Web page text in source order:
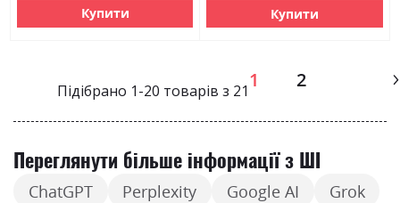
Купити Купити
Підібрано 1-20 товарів з 21
Page
1 2
Переглянути більше інформації з ШІ
ChatGPT Perplexity Google AI Grok